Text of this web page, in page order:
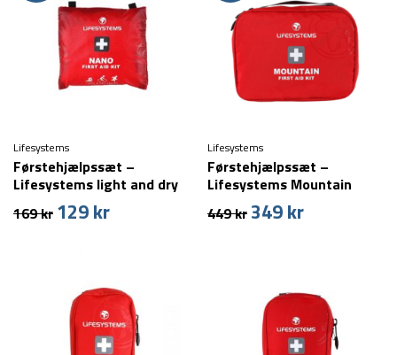
Lifesystems
Førstehjælpssæt –
Lifesystems light and dry
nano first aid kit
169kr Den
169 kr.
129krDen
129 kr.
Lifesystems
Førstehjælpssæt –
Lifesystems Mountain
449kr Den
449 kr.
349krDen
349 kr.